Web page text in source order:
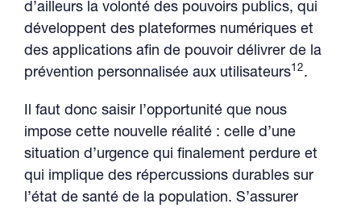
d’ailleurs la volonté des pouvoirs publics, qui
développent des plateformes numériques et
des applications afin de pouvoir délivrer de la
prévention personnalisée aux utilisateurs12.
Il faut donc saisir l’opportunité que nous
impose cette nouvelle réalité : celle d’une
situation d’urgence qui finalement perdure et
qui implique des répercussions durables sur
l’état de santé de la population. S’assurer